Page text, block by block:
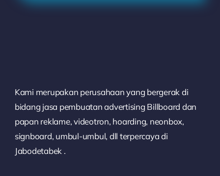
Kami merupakan perusahaan yang bergerak di
bidang jasa pembuatan advertising Billboard dan
papan reklame, videotron, hoarding, neonbox,
signboard, umbul-umbul, dll terpercaya di
Jabodetabek .